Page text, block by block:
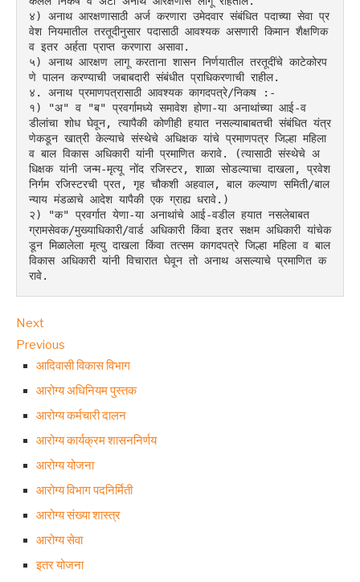
४) अनाथ आरक्षणासाठी अर्ज करणारा उमेदवार संबंधित पदाच्या सेवा प्र
वेश नियमातील तरतूदीनुसार पदासाठी आवश्यक असणारी किमान शैक्षणिक
व इतर अर्हता प्राप्त करणारा असावा.
५) अनाथ आरक्षण लागू करताना शासन निर्णयातील तरतूदींचे काटेकोरप
णे पालन करण्याची जबाबदारी संबंधीत प्राधिकरणाची राहील.
४. अनाथ प्रमाणपत्रासाठी आवश्यक कागदपत्रे/निकष :-
१) "अ" व "ब" प्रवर्गामध्ये समावेश होणा-या अनाथांच्या आई-व
डीलांचा शोध घेवून, त्यापैकी कोणीही हयात नसल्याबाबतची संबंधित यंत्र
णेकडून खात्री केल्याचे संस्थेचे अधिक्षक यांचे प्रमाणपत्र जिल्हा महिला
व बाल विकास अधिकारी यांनी प्रमाणित करावे. (त्यासाठी संस्थेचे अ
धिक्षक यांनी जन्म-मृत्यू नोंद रजिस्टर, शाळा सोडल्याचा दाखला, प्रवेश
निर्गम रजिस्टरची प्रत, गृह चौकशी अहवाल, बाल कल्याण समिती/बाल
न्याय मंडळाचे आदेश यापैकी एक ग्राह्य धरावे.)
२) "क" प्रवर्गात येणा-या अनाथांचे आई-वडील हयात नसलेबाबत
ग्रामसेवक/मुख्याधिकारी/वार्ड अधिकारी किंवा इतर सक्षम अधिकारी यांचेक
डून मिळालेला मृत्यु दाखला किंवा तत्सम कागदपत्रे जिल्हा महिला व बाल
विकास अधिकारी यांनी विचारात घेवून तो अनाथ असल्याचे प्रमाणित क
रावे.
Next
Previous
आदिवासी विकास विभाग
आरोग्य अधिनियम पुस्तक
आरोग्य कर्मचारी दालन
आरोग्य कार्यक्रम शासननिर्णय
आरोग्य योजना
आरोग्य विभाग पदनिर्मिती
आरोग्य संख्या शास्त्र
आरोग्य सेवा
इतर योजना